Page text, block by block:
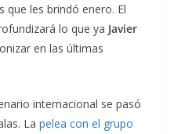
que les brindó enero. El
lo que ya Javier
en las últimas
internacional se pasó
La pelea con el grupo